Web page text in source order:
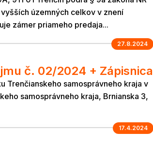
územných celkov v znení
zámer priameho predaja...
27.8.2024
č. 02/2024 + Zápisnica
Trenčianskeho samosprávneho kraja v
samosprávneho kraja, Brnianska 3,
17.4.2024